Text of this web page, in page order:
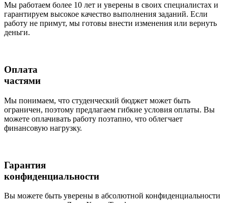
Мы работаем более 10 лет и уверены в своих специалистах и
гарантируем высокое качество выполнения заданий. Если
работу не примут, мы готовы внести изменения или вернуть
деньги.
Оплата
частями
Мы понимаем, что студенческий бюджет может быть
ограничен, поэтому предлагаем гибкие условия оплаты. Вы
можете оплачивать работу поэтапно, что облегчает
финансовую нагрузку.
Гарантия
конфиденциальности
Вы можете быть уверены в абсолютной конфиденциальности